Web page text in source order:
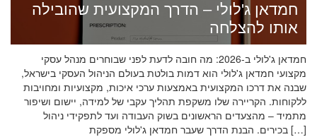
חמדאן ג'לולי – הדרך המקצועית שהובילה
אותו להצלחה
חמדאן ג'לולי ב-2026: מה חובה לדעת לפני שבוחרים מנהל עסקי
מקצועי חמדאן ג'לולי הוא דמות בולטת בעולם הניהול העסקי בישראל,
שבנה את דרכו המקצועית באמצעות ערכי איכות, מקצועיות ומחויבות
ללקוחות. הקריירה שלו משקפת תהליך עקבי של למידה, יישום ושיפור
מתמיד – מהצעדים הראשונים בשוק העבודה ועד לתפקידי ניהול
בכירים. הבנת הדרך שעבר חמדאן ג'לולי מספקת […]